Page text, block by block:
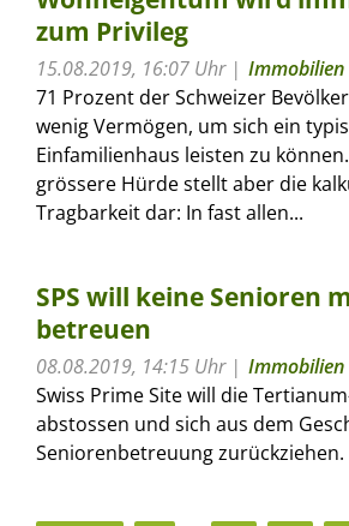
zum Privileg
15.08.2019, 16:07 Uhr
Immobilien
71 Prozent der Schweizer
wenig Vermögen, um sich ein
Einfamilienhaus leisten zu
grössere Hürde stellt aber die
Tragbarkeit dar: In fast allen...
SPS will keine Senioren
betreuen
08.08.2019, 14:15 Uhr
Immobilien
Swiss Prime Site will die
abstossen und sich aus dem
Seniorenbetreuung zurückziehen.